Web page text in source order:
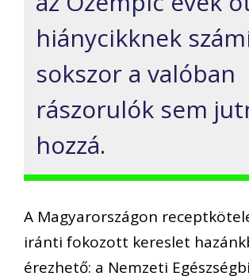
hiánycikknek
sokszor a valóban
rászorulók sem
hozzá.
A Magyarországon
iránti fokozott kereslet
érezhető: a Nemzeti